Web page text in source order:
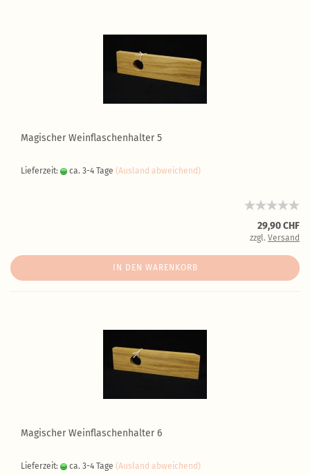
Magischer Weinflaschenhalter 5
Lieferzeit: ca. 3-4 Tage (Ausland abweichend)
29,90 CHF
zzgl. Versand
IN DEN WARENKORB
Magischer Weinflaschenhalter 6
Lieferzeit: ca. 3-4 Tage (Ausland abweichend)